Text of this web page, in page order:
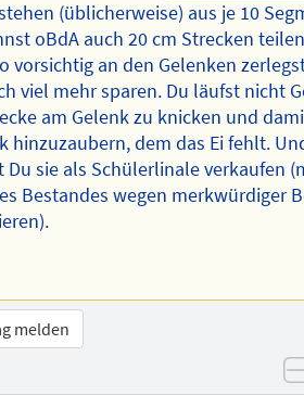
(üblicherweise) aus je 10
oBdA auch 20 cm Strecken
vorsichtig an den Gelenken
viel mehr sparen. Du läufst nicht
am Gelenk zu knicken und
hinzuzaubern, dem das Ei fehlt.
Du sie als Schülerlinale verkaufen
Bestandes wegen merkwürdiger
melden